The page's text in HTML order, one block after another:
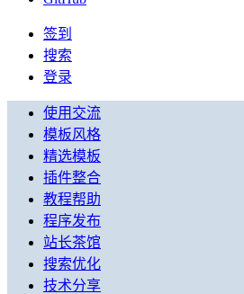
签到
搜索
登录
使用交流
模板风格
精选模板
插件整合
教程帮助
程序发布
站长茶馆
搜索优化
技术分享